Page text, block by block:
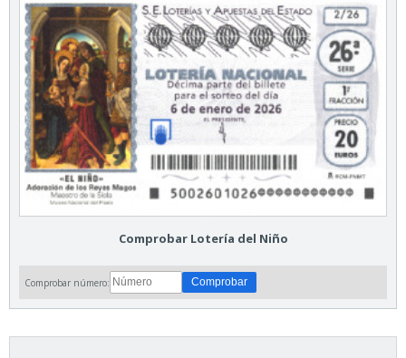
Comprobar Lotería del Niño
Comprobar número: